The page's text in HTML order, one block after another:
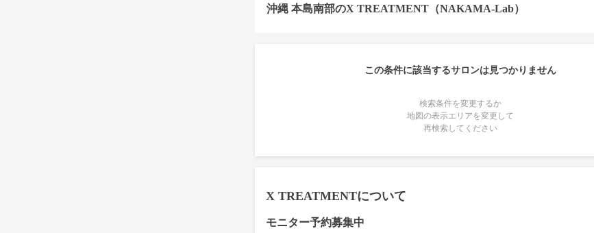
沖縄 本島南部のX TREATMENT（NAKAMA-Lab）
この条件に該当するサロンは見つかりません
検索条件を変更するか
地図の表示エリアを変更して
再検索してください
X TREATMENTについて
モニター予約募集中